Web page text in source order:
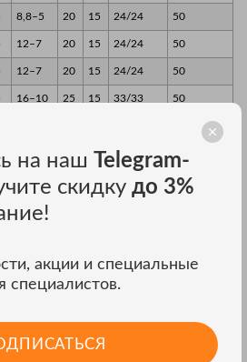
8,8–5 20 15 24/24 50
12–7 20 15 24/24 50
12–7 20 15 24/24 50
16–10 25 15 33/33 50
15 33/33
33/33 50
18–13
18–13 25 15 33/33 50
18–13 25 10 33/33
11–6 25 10
на наш Telegram-
скидку до 3%
акции и специальные
специалистов.